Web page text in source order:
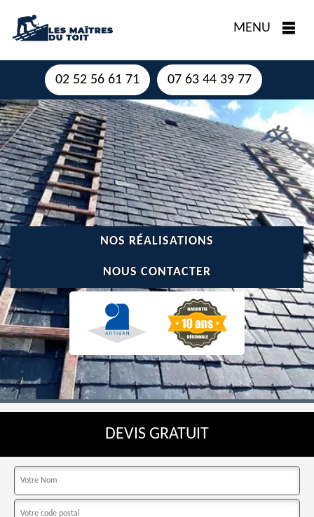
MENU
02 52 56 61 71 07 63 44 39 77
NOS RÉALISATIONS
NOUS CONTACTER
DEVIS GRATUIT